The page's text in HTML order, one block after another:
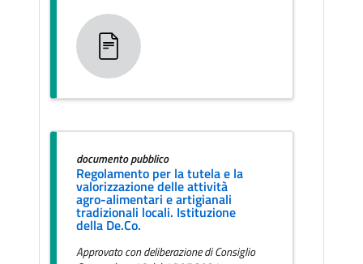
documento pubblico
Regolamento per la tutela e la
valorizzazione delle attività
agro-alimentari e artigianali
tradizionali locali. Istituzione
della De.Co.
Approvato con deliberazione di Consiglio